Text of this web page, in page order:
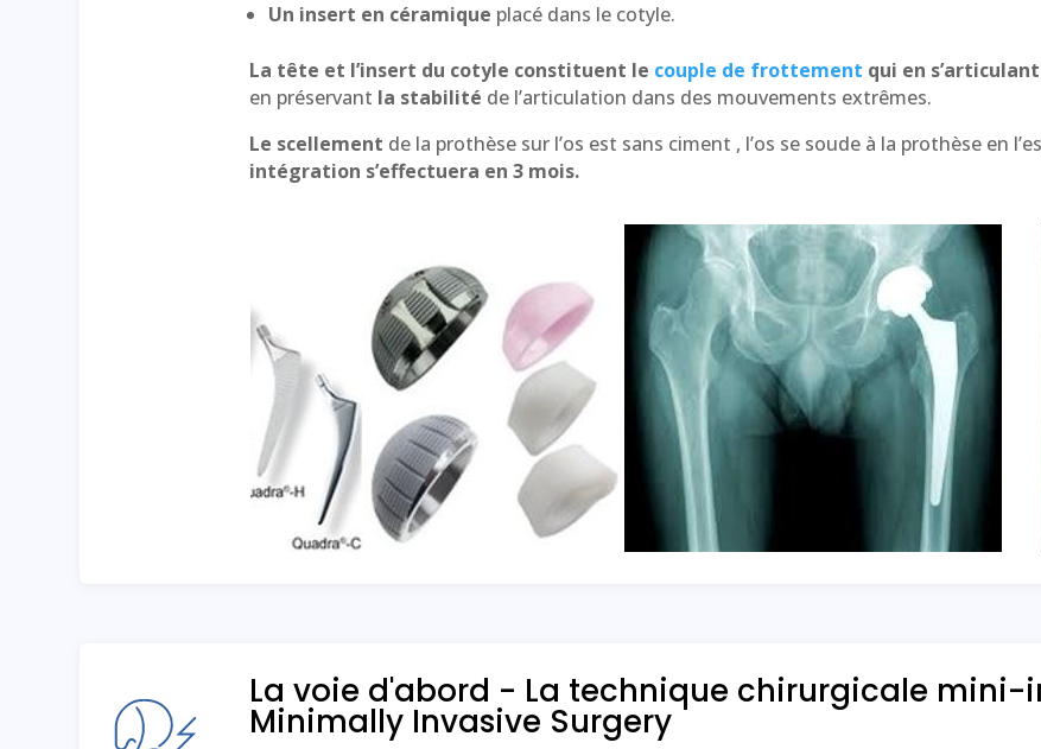
Un insert en céramique placé dans le cotyle.
La tête et l’insert du cotyle constituent le couple de frottement qui en s’articulant
en préservant la stabilité de l’articulation dans des mouvements extrêmes.
Le scellement de la prothèse sur l’os est sans ciment , l’os se soude à la prothèse en
intégration s’effectuera en 3 mois.
La voie d'abord - La technique chirurgicale mini-
Minimally Invasive Surgery